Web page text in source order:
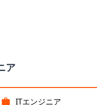
ア
ITエンジニア